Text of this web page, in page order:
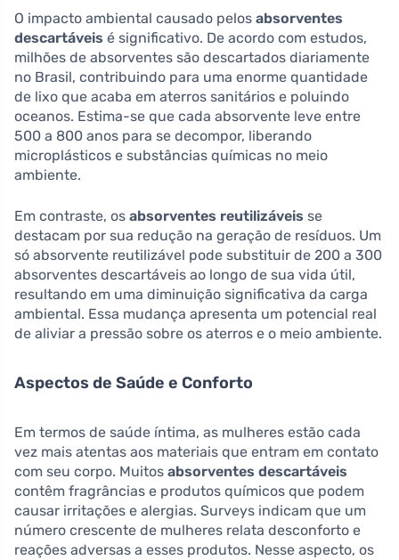
O impacto ambiental causado pelos absorventes
descartáveis é significativo. De acordo com estudos,
milhões de absorventes são descartados diariamente
no Brasil, contribuindo para uma enorme quantidade
de lixo que acaba em aterros sanitários e poluindo
oceanos. Estima-se que cada absorvente leve entre
500 a 800 anos para se decompor, liberando
microplásticos e substâncias químicas no meio
ambiente.
Em contraste, os absorventes reutilizáveis se
destacam por sua redução na geração de resíduos. Um
só absorvente reutilizável pode substituir de 200 a 300
absorventes descartáveis ao longo de sua vida útil,
resultando em uma diminuição significativa da carga
ambiental. Essa mudança apresenta um potencial real
de aliviar a pressão sobre os aterros e o meio ambiente.
Aspectos de Saúde e Conforto
Em termos de saúde íntima, as mulheres estão cada
vez mais atentas aos materiais que entram em contato
com seu corpo. Muitos absorventes descartáveis
contêm fragrâncias e produtos químicos que podem
causar irritações e alergias. Surveys indicam que um
número crescente de mulheres relata desconforto e
reações adversas a esses produtos. Nesse aspecto, os